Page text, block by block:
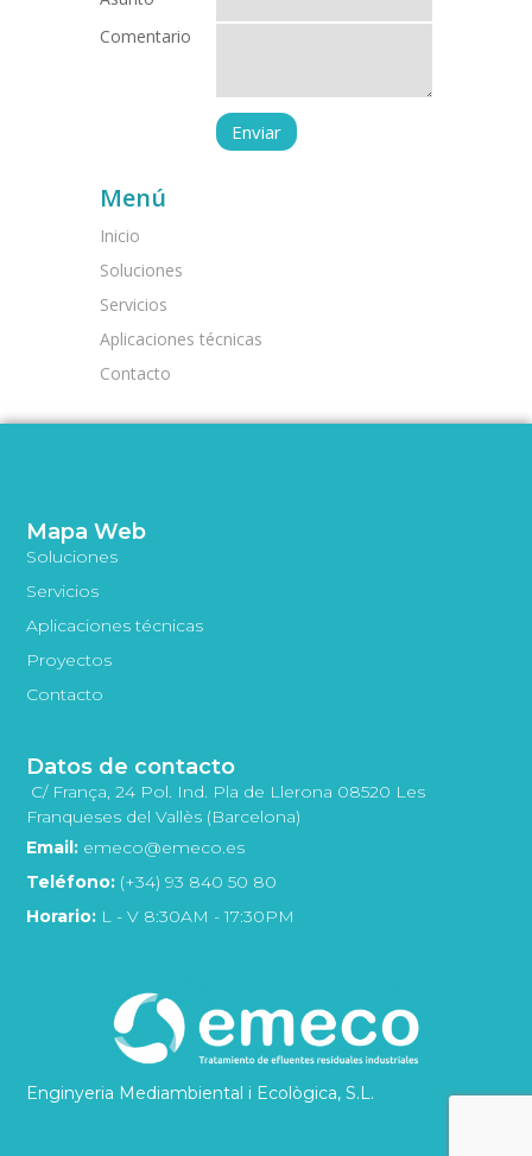
Comentario
Menú
Inicio
Soluciones
Servicios
Aplicaciones técnicas
Contacto
Enginyeria Mediambiental i Ecològica, S.L.
Mapa Web
Soluciones
Servicios
Aplicaciones técnicas
Proyectos
Contacto
Datos de contacto
C/ França, 24 Pol. Ind. Pla de Llerona 08520 Les
Franqueses del Vallès (Barcelona)
Email: emeco@emeco.es
Teléfono: (+34) 93 840 50 80
Horario: L - V 8:30AM - 17:30PM